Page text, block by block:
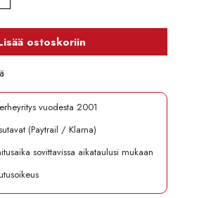
ostoskoriin
vuodesta 2001
(Paytrail / Klarna)
sovittavissa aikataulusi mukaan